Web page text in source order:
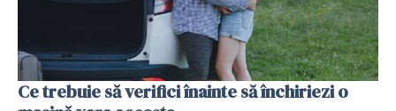
Ce trebuie să verifici înainte să închiriezi o